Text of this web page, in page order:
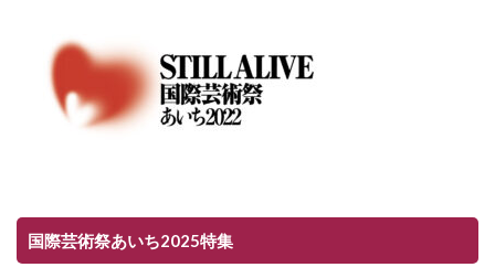
国際芸術祭あいち2025特集